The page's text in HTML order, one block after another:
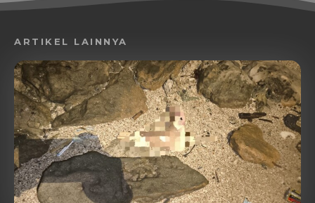
ARTIKEL LAINNYA